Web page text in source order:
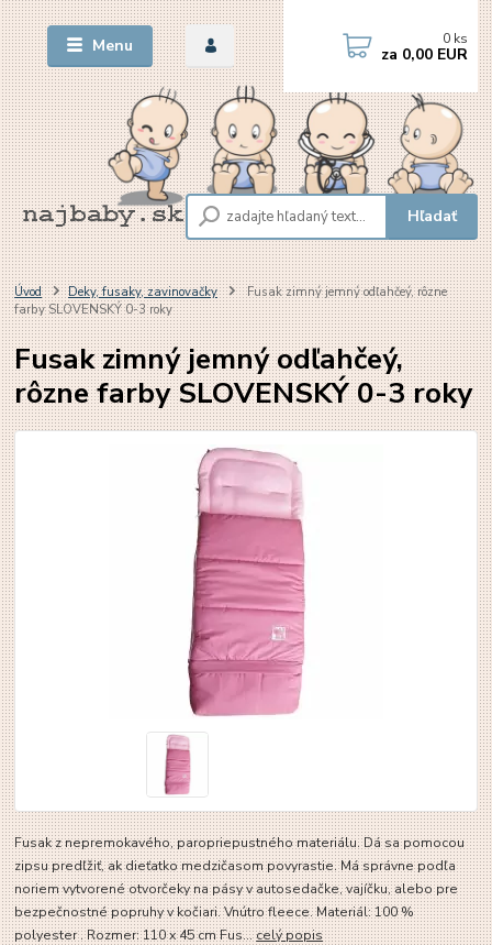
Menu
Hľadať
0 ks
za 0,00 EUR
Úvod Deky, fusaky, zavinovačky
Fusak zimný jemný odľahčeý, rôzne
farby SLOVENSKÝ 0-3 roky
Fusak zimný jemný odľahčeý,
rôzne farby SLOVENSKÝ 0-3 roky
Fusak z nepremokavého, paropriepustného materiálu. Dá sa pomocou
zipsu predľžiť, ak dieťatko medzičasom povyrastie. Má správne podľa
noriem vytvorené otvorčeky na pásy v autosedačke, vajíčku, alebo pre
bezpečnostné popruhy v kočiari. Vnútro fleece. Materiál: 100 %
polyester . Rozmer: 110 x 45 cm Fus...celý popis